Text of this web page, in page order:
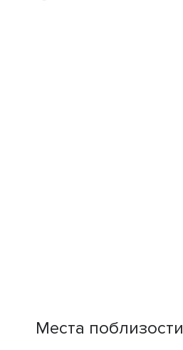
Места поблизости